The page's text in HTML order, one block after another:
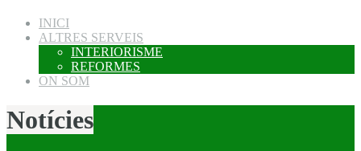
INICI
ALTRES SERVEIS
INTERIORISME
REFORMES
ON SOM
Notícies